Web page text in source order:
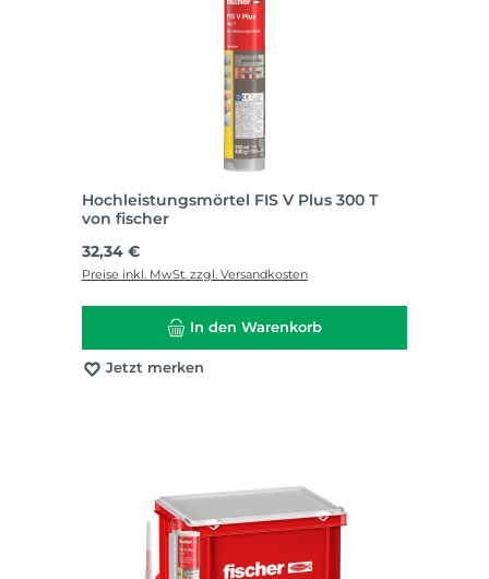
Hochleistungsmörtel FIS V Plus 300 T
von fischer
Regulärer Preis:
32,34 €
Preise inkl. MwSt. zzgl. Versandkosten
In den Warenkorb
Jetzt merken